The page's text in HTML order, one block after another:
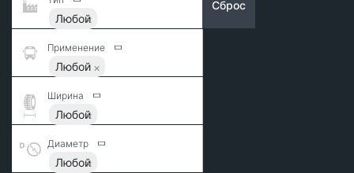
Любой
Применение
Любой
Ширина
Любой
Диаметр
Любой
Сброс